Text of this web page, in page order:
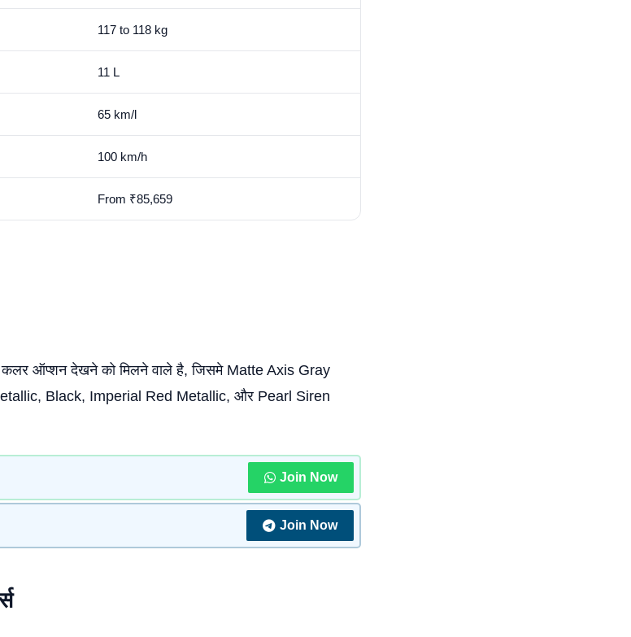
117 to 118 kg
11 L
65 km/l
100 km/h
From ₹85,659
ऑप्शन देखने को मिलने वाले है, जिसमे Matte Axis Gray
Black, Imperial Red Metallic, और Pearl Siren
Join Now
Join Now